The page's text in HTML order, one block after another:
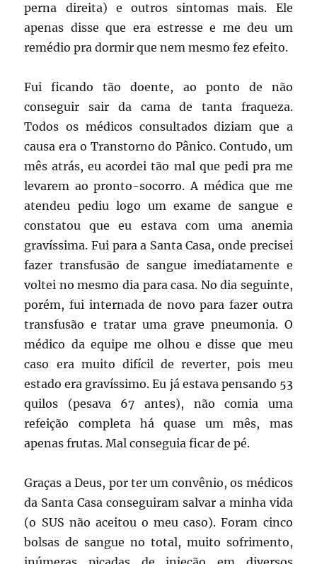
perna direita) e outros sintomas mais. Ele
apenas disse que era estresse e me deu um
remédio pra dormir que nem mesmo fez efeito.
Fui ficando tão doente, ao ponto de não
conseguir sair da cama de tanta fraqueza.
Todos os médicos consultados diziam que a
causa era o Transtorno do Pânico. Contudo, um
mês atrás, eu acordei tão mal que pedi pra me
levarem ao pronto-socorro. A médica que me
atendeu pediu logo um exame de sangue e
constatou que eu estava com uma anemia
gravíssima. Fui para a Santa Casa, onde precisei
fazer transfusão de sangue imediatamente e
voltei no mesmo dia para casa. No dia seguinte,
porém, fui internada de novo para fazer outra
transfusão e tratar uma grave pneumonia. O
médico da equipe me olhou e disse que meu
caso era muito difícil de reverter, pois meu
estado era gravíssimo. Eu já estava pensando 53
quilos (pesava 67 antes), não comia uma
refeição completa há quase um mês, mas
apenas frutas. Mal conseguia ficar de pé.
Graças a Deus, por ter um convênio, os médicos
da Santa Casa conseguiram salvar a minha vida
(o SUS não aceitou o meu caso). Foram cinco
bolsas de sangue no total, muito sofrimento,